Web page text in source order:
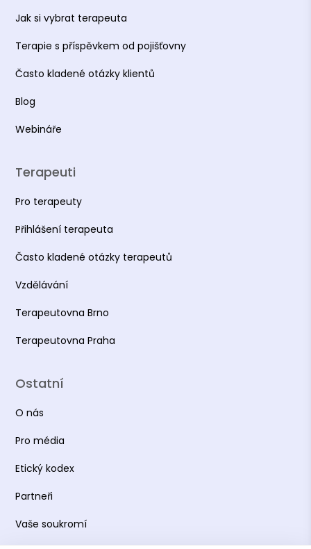
Jak si vybrat terapeuta
Terapie s příspěvkem od pojišťovny
Často kladené otázky klientů
Blog
Webináře
Terapeuti
Pro terapeuty
Přihlášení terapeuta
Často kladené otázky terapeutů
Vzdělávání
Terapeutovna Brno
Terapeutovna Praha
Ostatní
O nás
Pro média
Etický kodex
Partneři
Vaše soukromí